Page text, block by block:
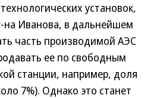
установок,
на Иванова, в дальнейшем
часть производимой АЭС
ее по свободным
станции, например, доля
7%). Однако это станет